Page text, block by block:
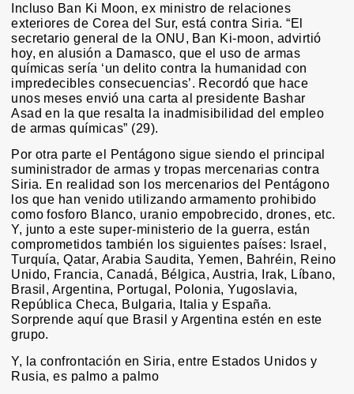
Incluso Ban Ki Moon, ex ministro de relaciones
exteriores de Corea del Sur, está contra Siria. “El
secretario general de la ONU, Ban Ki-moon, advirtió
hoy, en alusión a Damasco, que el uso de armas
químicas sería ‘un delito contra la humanidad con
impredecibles consecuencias’. Recordó que hace
unos meses envió una carta al presidente Bashar
Asad en la que resalta la inadmisibilidad del empleo
de armas químicas” (29).
Por otra parte el Pentágono sigue siendo el principal
suministrador de armas y tropas mercenarias contra
Siria. En realidad son los mercenarios del Pentágono
los que han venido utilizando armamento prohibido
como fosforo Blanco, uranio empobrecido, drones, etc.
Y, junto a este super-ministerio de la guerra, están
comprometidos también los siguientes países: Israel,
Turquía, Qatar, Arabia Saudita, Yemen, Bahréin, Reino
Unido, Francia, Canadá, Bélgica, Austria, Irak, Líbano,
Brasil, Argentina, Portugal, Polonia, Yugoslavia,
República Checa, Bulgaria, Italia y España.
Sorprende aquí que Brasil y Argentina estén en este
grupo.
Y, la confrontación en Siria, entre Estados Unidos y
Rusia, es palmo a palmo